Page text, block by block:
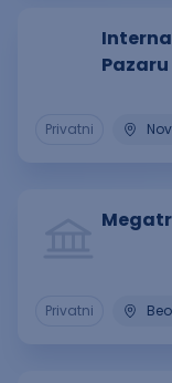
Pazaru
Privatni
Privatni